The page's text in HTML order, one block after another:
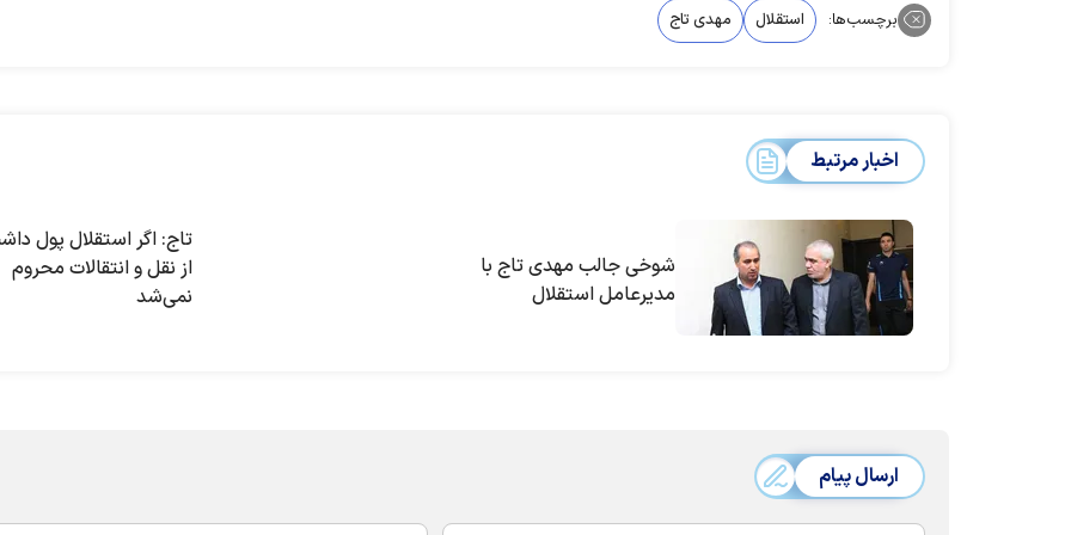
برچسب‌ها: استقلال مهدی تاج
اخبار مرتبط
شوخی جالب مهدی تاج با
مدیرعامل استقلال
تاج: اگر استقلال پول
از نقل و انتقالات محروم
نمی‌شد
ارسال پیام